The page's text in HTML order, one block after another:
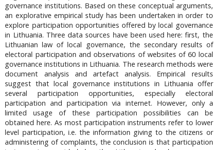
governance institutions. Based on these conceptual arguments,
an explorative empirical study has been undertaken in order to
explore participation opportunities offered by local governance
in Lithuania. Three data sources have been used here: first, the
Lithuanian law of local governance, the secondary results of
electoral participation and observations of websites of 60 local
governance institutions in Lithuania. The research methods were
document analysis and artefact analysis. Empirical results
suggest that local governance institutions in Lithuania offer
several participation opportunities, especially electoral
participation and participation via internet. However, only a
limited usage of these participation possibilities can be
obtained here. As most participation instruments refer to lower
level participation, i.e. the information giving to the citizens or
administering of complaints, the conclusion is that participation